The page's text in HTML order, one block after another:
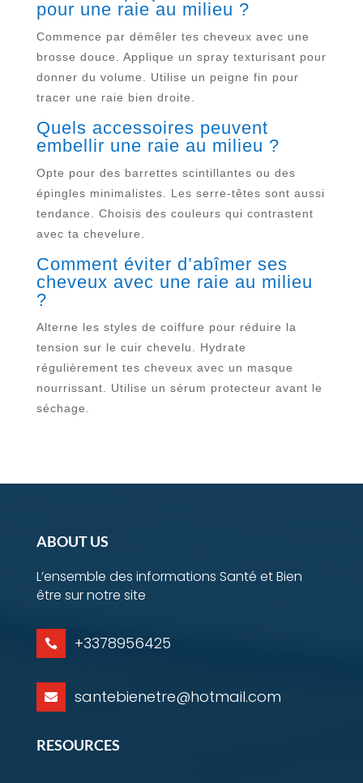
pour une raie au milieu ?
Commence par démêler tes cheveux avec une
brosse douce. Applique un spray texturisant pour
donner du volume. Utilise un peigne fin pour
tracer une raie bien droite.
Quels accessoires peuvent
embellir une raie au milieu ?
Opte pour des barrettes scintillantes ou des
épingles minimalistes. Les serre-têtes sont aussi
tendance. Choisis des couleurs qui contrastent
avec ta chevelure.
Comment éviter d’abîmer ses
cheveux avec une raie au milieu
?
Alterne les styles de coiffure pour réduire la
tension sur le cuir chevelu. Hydrate
régulièrement tes cheveux avec un masque
nourrissant. Utilise un sérum protecteur avant le
séchage.
ABOUT US
L’ensemble des informations Santé et Bien
être sur notre site
 +3378956425
 santebienetre@hotmail.com
RESOURCES